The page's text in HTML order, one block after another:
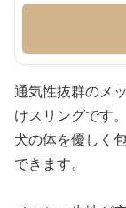
通気性抜群のメ
けスリングです。
犬の体を優しく
できます。